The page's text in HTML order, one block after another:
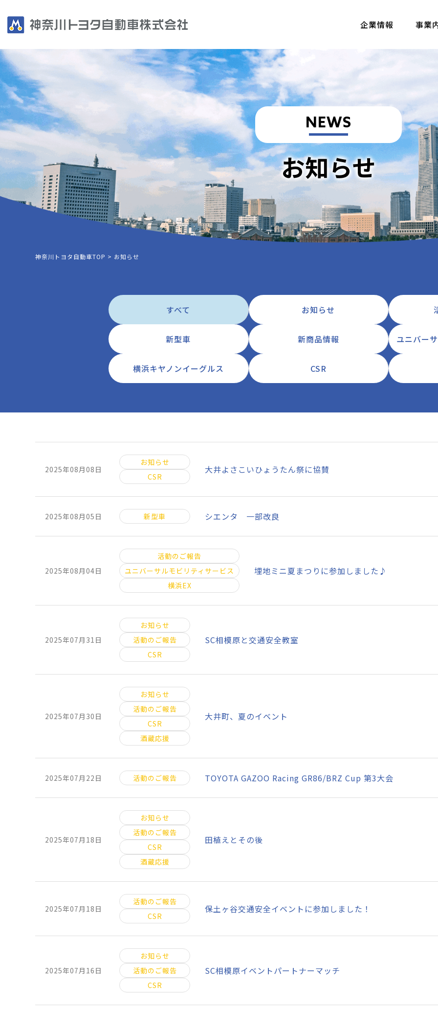
企業情報 事業
NEWS
お知らせ
神奈川トヨタ自動車TOP > お知らせ
すべて お知らせ
新型車 新商品情報 ユニバー
横浜キヤノンイーグルス CSR
2025年08月08日
お知らせ
CSR
大井よさこいひょうたん祭に協賛
2025年08月05日 新型車 シエンタ 一部改良
2025年08月04日
活動のご報告
ユニバーサルモビリティサービス
横浜EX
埋地ミニ夏まつりに参加しました♪
2025年07月31日
お知らせ
活動のご報告
CSR
SC相模原と交通安全教室
2025年07月30日
お知らせ
活動のご報告
CSR
酒蔵応援
大井町、夏のイベント
2025年07月22日 活動のご報告 TOYOTA GAZOO Racing GR86/BRZ Cup 第3大会
2025年07月18日
お知らせ
活動のご報告
CSR
酒蔵応援
田植えとその後
2025年07月18日
活動のご報告
CSR
保土ヶ谷交通安全イベントに参加しました！
2025年07月16日
お知らせ
活動のご報告
CSR
SC相模原イベントパートナーマッチ